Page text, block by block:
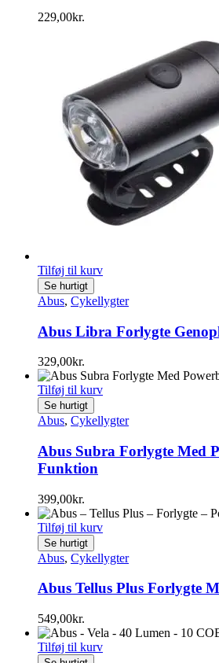
229,00kr.
Tilføj til kurv
Se hurtigt
Abus, Cykellygter
Abus Libra Forlygte
329,00kr.
Tilføj til kurv
Se hurtigt
Abus, Cykellygter
Abus Subra Forlygte Med
Funktion
399,00kr.
Tilføj til kurv
Se hurtigt
Abus, Cykellygter
Abus Tellus Plus Forlygte
549,00kr.
Tilføj til kurv